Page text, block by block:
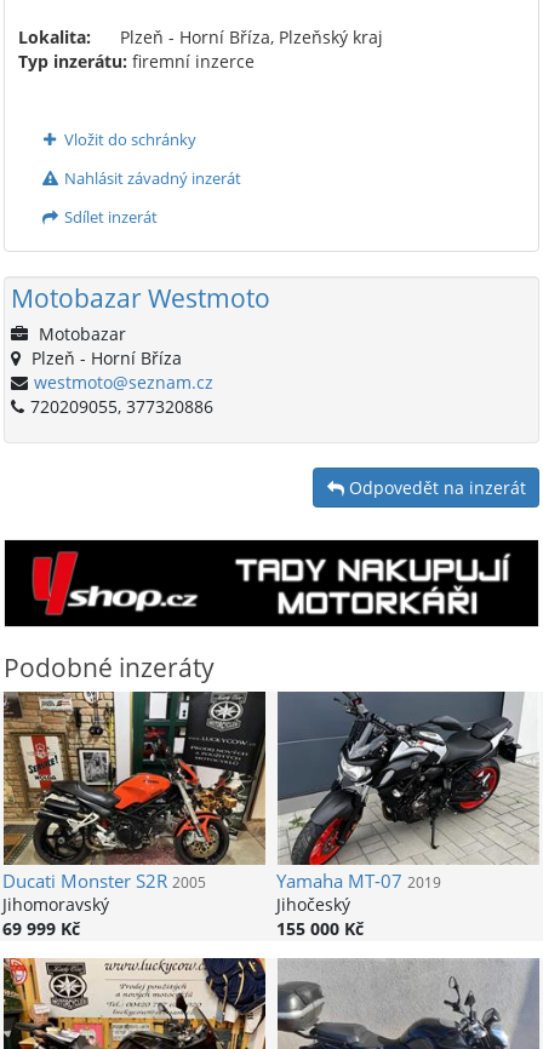
Lokalita:
Plzeň - Horní Bříza, Plzeňský kraj
Typ inzerátu: firemní inzerce
Vložit do schránky
Nahlásit závadný inzerát
Sdílet inzerát
Motobazar Westmoto
Motobazar
Plzeň - Horní Bříza
westmoto@seznam.cz
720209055, 377320886
Odpovedět na inzerát
Podobné inzeráty
Ducati Monster S2R 2005
Jihomoravský
69 999 Kč
YamahaMT-07 2019
Jihočeský
155 000 Kč